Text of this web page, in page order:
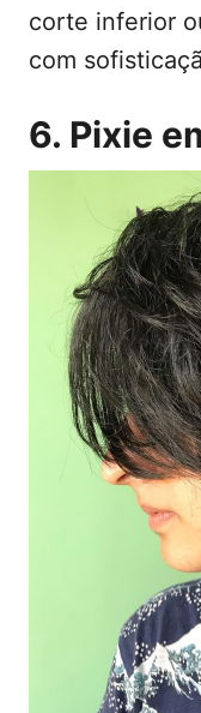
corte inferior
com
6. Pixie